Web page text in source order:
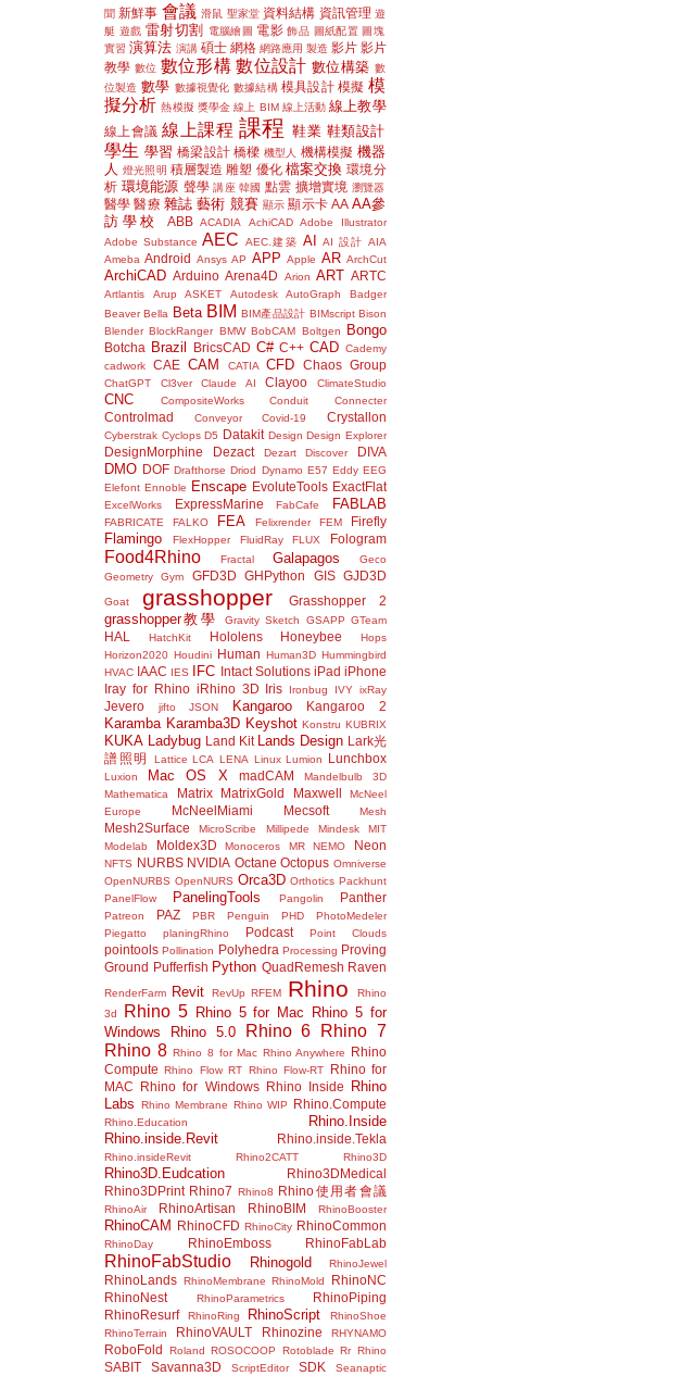
聞 新鮮事 會議 滑鼠 聖家堂 資料結構 資訊管理 遊
艇 遊戲 雷射切割 電腦繪圖 電影 飾品 圖紙配置 圖塊
實習 演算法 演講 碩士 網格 網路應用 製造 影片 影片
教學 數位 數位形構 數位設計 數位構築 數
位製造 數學 數據視覺化 數據結構 模具設計 模擬 模
擬分析 熱模擬 獎學金 線上 BIM 線上活動 線上教學
線上會議 線上課程 課程 鞋業 鞋類設計
學生 學習 橋梁設計 橋樑 機型人 機構模擬 機器
人
燈光照明 積層製造 雕塑 優化 檔案交換 環境分
析 環境能源 聲學 講座 韓國 點雲 擴增實境 瀏覽器
醫學 醫療 雜誌 藝術 競賽 顯示 顯示卡 AA AA參
訪學校
ABB ACADIA AchiCAD
Adobe Illustrator
Adobe Substance AEC AEC.建築 AI AI 設計 AIA
Ameba Android Ansys AP APP Apple AR ArchCut
ArchiCAD Arduino Arena4D Arion ART ARTC
Artlantis Arup ASKET Autodesk AutoGraph
Badger
Beaver Bella Beta BIM BIM產品設計 BIMscript Bison
Blender BlockRanger BMW BobCAM Boltgen Bongo
Botcha Brazil BricsCAD C# C++ CAD Cademy
cadwork
CAE CAM CATIA CFD Chaos Group
ChatGPT Cl3ver Claude AI Clayoo ClimateStudio
CNC CompositeWorks Conduit Connecter
Controlmad Conveyor Covid-19 Crystallon
Cyberstrak Cyclops D5 Datakit Design Design Explorer
DesignMorphine Dezact Dezart Discover DIVA
DMO DOF Drafthorse Driod Dynamo E57 Eddy EEG
Elefont Ennoble Enscape EvoluteTools ExactFlat
ExcelWorks ExpressMarine FabCafe FABLAB
FABRICATE FALKO FEA Felixrender FEM Firefly
Flamingo FlexHopper FluidRay FLUX Fologram
Food4Rhino Fractal Galapagos
Geco
Geometry Gym
GFD3D GHPython GIS GJD3D
Goat grasshopper Grasshopper 2
grasshopper教學 Gravity Sketch GSAPP GTeam
HAL HatchKit Hololens Honeybee
Hops
Horizon2020 Houdini Human Human3D Hummingbird
HVAC IAAC IES IFC Intact Solutions iPad iPhone
Iray for Rhino iRhino 3D Iris Ironbug IVY ixRay
Jevero jifto JSON Kangaroo Kangaroo 2
Karamba Karamba3D Keyshot Konstru KUBRIX
KUKA Ladybug Land Kit Lands Design Lark光
譜照明
Lattice LCA LENA Linux Lumion Lunchbox
Luxion Mac OS X madCAM
Mandelbulb 3D
Mathematica
Matrix MatrixGold Maxwell
McNeel
Europe
McNeelMiami Mecsoft Mesh
Mesh2Surface MicroScribe Millipede Mindesk
MIT
Modelab
Moldex3D Monoceros MR NEMO Neon
NFTS NURBS NVIDIA Octane Octopus Omniverse
OpenNURBS OpenNURS Orca3D Orthotics Packhunt
PanelFlow
PanelingTools Pangolin Panther
Patreon PAZ PBR Penguin PHD
PhotoMedeler
Piegatto
planingRhino Podcast Point Clouds
pointools Pollination Polyhedra Processing Proving
Ground Pufferfish Python QuadRemesh Raven
RenderFarm Revit RevUp RFEM Rhino
Rhino
3d
Rhino 5 Rhino 5 for Mac
Rhino 5 for
Windows
Rhino 5.0 Rhino 6
Rhino 7
Rhino 8 Rhino 8 for Mac Rhino Anywhere
Rhino
Compute Rhino Flow RT Rhino Flow-RT
Rhino for
MAC
Rhino for Windows Rhino Inside
Rhino
Labs
Rhino Membrane Rhino WIP Rhino.Compute
Rhino.Education
Rhino.Inside
Rhino.inside.Revit
Rhino.inside.Tekla
Rhino.insideRevit Rhino2CATT Rhino3D
Rhino3D.Eudcation
Rhino3DMedical
Rhino3DPrint Rhino7 Rhino8 Rhino使用者會議
RhinoAir RhinoArtisan RhinoBIM RhinoBooster
RhinoCAM RhinoCFD RhinoCity RhinoCommon
RhinoDay RhinoEmboss RhinoFabLab
RhinoFabStudio Rhinogold RhinoJewel
RhinoLands RhinoMembrane RhinoMold
RhinoNC
RhinoNest
RhinoParametrics
RhinoPiping
RhinoResurf
RhinoRing RhinoScript
RhinoShoe
RhinoTerrain
RhinoVAULT Rhinozine RHYNAMO
RoboFold Roland ROSOCOOP Rotoblade Rr Rhino
SABIT Savanna3D ScriptEditor SDK
Seanaptic